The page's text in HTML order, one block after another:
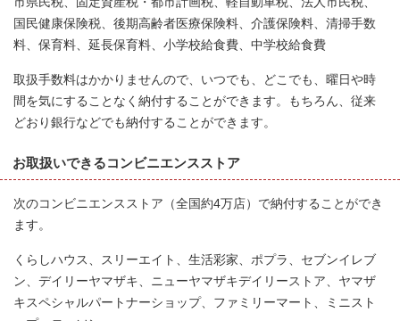
国民健康保険税、後期高齢者医療保険料、介護保険料、清掃手数
料、保育料、延長保育料、小学校給食費、中学校給食費
取扱手数料はかかりませんので、いつでも、どこでも、曜日や時
間を気にすることなく納付することができます。もちろん、従来
どおり銀行などでも納付することができます。
お取扱いできるコンビニエンスストア
次のコンビニエンスストア（全国約4万店）で納付することができ
ます。
くらしハウス、スリーエイト、生活彩家、ポプラ、セブンイレブ
ン、デイリーヤマザキ、ニューヤマザキデイリーストア、ヤマザ
キスペシャルパートナーショップ、ファミリーマート、ミニスト